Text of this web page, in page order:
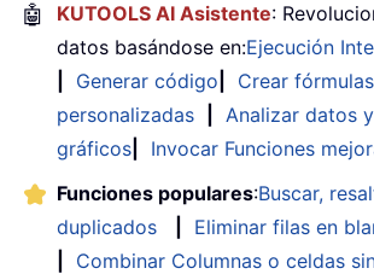
🤖 KUTOOLS AI Asistente:
datos basándose en:Ejecución
Generar código
Crear fórmulas
personalizadas
Analizar datos
gráficos
Invocar Funciones
Funciones populares:Buscar,
duplicados
Eliminar filas en
Combinar Columnas o celdas